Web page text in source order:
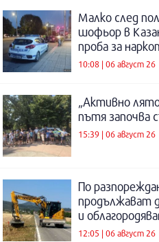
Малко след
шофьор в
проба за
10:08 | 06 август 26
„Активно
пътя започва
15:39 | 06 август 26
По
продължават
и
12:05 | 06 август 26